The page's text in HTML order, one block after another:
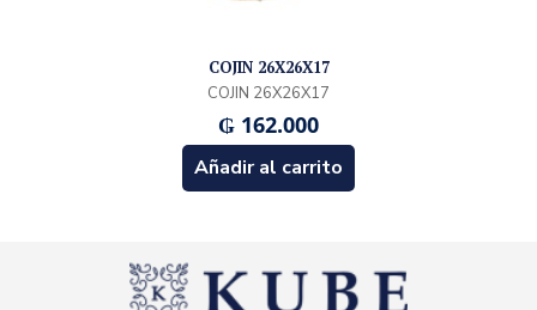
COJIN 26X26X17
COJIN 26X26X17
₲ 162.000
Añadir al carrito